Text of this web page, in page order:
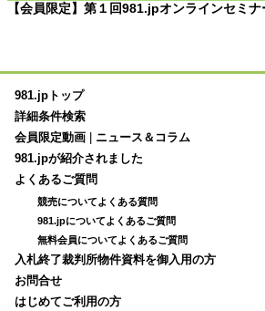
【会員限定】第１回981.jpオンラインセミ
981.jpトップ
詳細条件検索
会員限定動画
ニュース＆コラム
981.jpが紹介されました
よくあるご質問
競売についてよくある質問
981.jpについてよくあるご質問
無料会員についてよくあるご質問
入札終了裁判所物件資料を御入用の方
お問合せ
はじめてご利用の方